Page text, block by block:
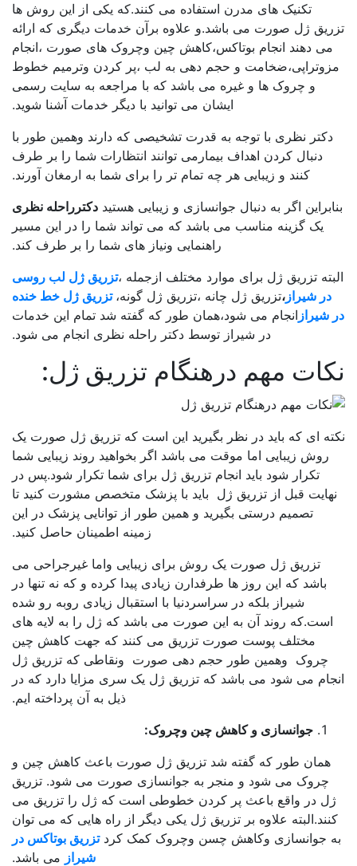
تکنیک های مدرن استفاده می کنند.که یکی از این روش ها
ژل صورت می باشد.و علاوه برآن خدمات دیگری که ارائه
می دهند انجام بوتاکس،کاهش چین وچروک های صورت ،انجام
و حجم دهی به لب ،پر کردن وترمیم خطوط
و چروک ها و غیره می باشد که با مراجعه به سایت رسمی
ایشان می توانید با دیگر خدمات آشنا شوید.
دکتر نظری با توجه به قدرت تشخیصی که دارند وهمین طور با
دنبال کردن اهداف بیمارمی توانند انتظارات شما را بر طرف
کنند و زیبایی هر چه تمام تر را برای شما به ارمغان آورند.
اگر به دنبال جوانسازی و زیبایی هستیددکترراحله نظری
یک گزینه مناسب می باشد که می تواند شما را در این مسیر
راهنمایی ونیاز های شما را بر طرف کند.
تزریق ژل برای موارد مختلف ازجمله ،تزریق ژل لب روسی
در شیراز،تزریق ژل چانه ،تزریق ژل گونه،تزریق ژل خط خنده
شیرازانجام می شود،همان طور که گفته شد تمام این خدمات
در شیراز توسط دکتر راحله نظری انجام می شود.
مهم درهنگام تزریق ژل:
ای که باید در نظر بگیرید این است که تزریق ژل صورت یک
روش زیبایی اما موقت می باشد اگر بخواهید روند زیبایی شما
تکرار شود باید انجام تزریق ژل برای شما تکرار شود.پس در
قبل از تزریق ژل باید با پزشک متخصص مشورت کنید تا
تصمیم درستی بگیرید و همین طور از توانایی پزشک در این
زمینه اطمینان حاصل کنید.
تزریق ژل صورت یک روش برای زیبایی واما غیرجراحی می
باشد که این روز ها طرفدارن زیادی پیدا کرده و که نه تنها در
شیراز بلکه در سراسردنیا با استقبال زیادی روبه رو شده
است.که روند آن به این صورت می باشد که ژل را به لایه های
مختلف پوست صورت تزریق می کنند که جهت کاهش چین
چروک وهمین طور حجم دهی صورت ونقاطی که تزریق ژل
می شود می باشد که تزریق ژل یک سری مزایا دارد که در
ذیل به آن پرداخته ایم.
جوانسازی و کاهش چین وچروک:
همان طور که گفته شد تزریق ژل صورت باعث کاهش چین و
چروک می شود و منجر به جوانسازی صورت می شود. تزریق
در واقع باعث پر کردن خطوطی است که ژل را تزریق می
علاوه بر تزریق ژل یکی دیگر از راه هایی که می توان
جوانسازی وکاهش چسن وچروک کمک کرد تزریق بوتاکس در
شیرازمی باشد.